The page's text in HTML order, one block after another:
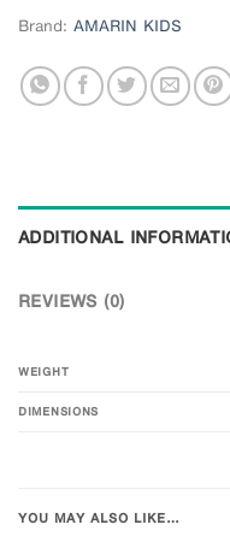
Brand: AMARIN KIDS
ADDITIONAL
REVIEWS (0)
WEIGHT
DIMENSIONS
YOU MAY ALSO LIKE…